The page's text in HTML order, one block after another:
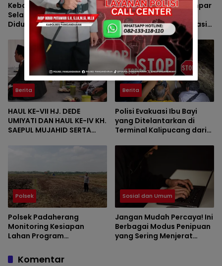
Kebakaran Lahan di
Selasari Pangandaran
Diduga Akibat
Pembakaran Sampah
Lumba-Lumba Terdampar
di Pantai Timur
Pangandaran Dievakuasi
Petugas
Berita
HAUL KE-VII HJ. DEDE
UMIYATI DAN HAUL KE-IV KH.
SAEPUL MUJAHID SERTA
HIMPUNAN ALUMNI DIGELAR
Berita
Polisi Evakuasi Ibu Bayi
yang Ditelantarkan di
Terminal Kalipucang dari
Polsek
Polsek Padaherang
Monitoring Kesiapan
Lahan Program
Desa Ciganjeng
Sosial dan Umum
Jangan Mudah Percaya! Ini
Berbagai Modus Penipuan
yang Sering Menjerat
Komentar